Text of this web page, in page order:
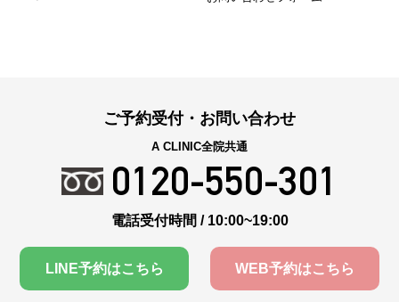
ご予約受付・お問い合わせ
A CLINIC全院共通
0120-550-301
電話受付時間 / 10:00~19:00
LINE予約はこちら WEB予約はこちら